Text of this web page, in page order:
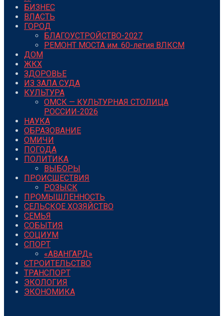
БИЗНЕС
ВЛАСТЬ
ГОРОД
БЛАГОУСТРОЙСТВО-2027
РЕМОНТ МОСТА им. 60-летия ВЛКСМ
ДОМ
ЖКХ
ЗДОРОВЬЕ
ИЗ ЗАЛА СУДА
КУЛЬТУРА
ОМСК — КУЛЬТУРНАЯ СТОЛИЦА
РОССИИ-2026
НАУКА
ОБРАЗОВАНИЕ
ОМИЧИ
ПОГОДА
ПОЛИТИКА
ВЫБОРЫ
ПРОИСШЕСТВИЯ
РОЗЫСК
ПРОМЫШЛЕННОСТЬ
СЕЛЬСКОЕ ХОЗЯЙСТВО
СЕМЬЯ
СОБЫТИЯ
СОЦИУМ
СПОРТ
«АВАНГАРД»
СТРОИТЕЛЬСТВО
ТРАНСПОРТ
ЭКОЛОГИЯ
ЭКОНОМИКА